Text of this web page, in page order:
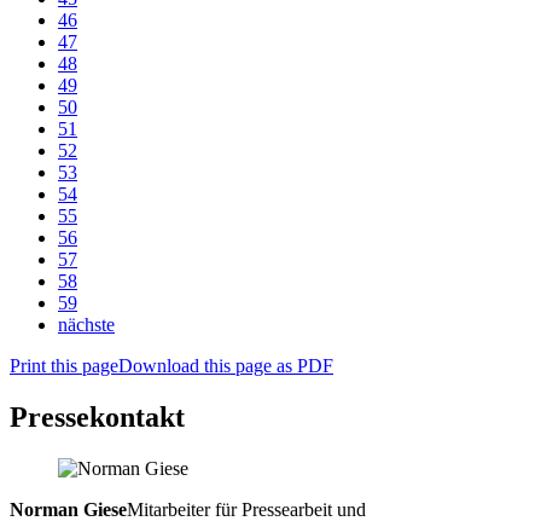
46
47
48
49
50
51
52
53
54
55
56
57
58
59
nächste
Print this pageDownload this page as PDF
Pressekontakt
Norman GieseMitarbeiter für Pressearbeit und